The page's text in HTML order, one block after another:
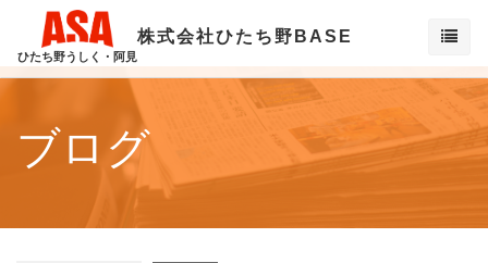
ひたち野うしく・阿見
株式会社ひたち野BASE
ブログ